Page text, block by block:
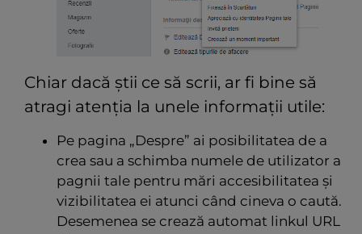
Chiar dacă știi ce să scrii, ar fi bine să
atragi atenția la unele informații utile:
Pe pagina „Despre” ai posibilitatea de a
crea sau a schimba numele de utilizator a
pagnii tale pentru mări accesibilitatea și
vizibilitatea ei atunci când cineva o caută.
Desemenea se crează automat linkul URL